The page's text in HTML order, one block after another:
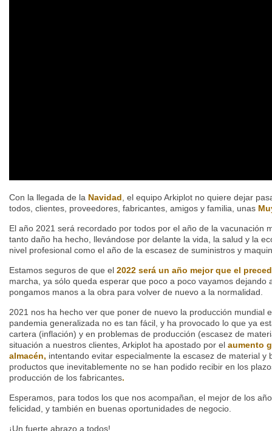
Con la llegada de la Navidad, el equipo Arkiplot no quiere dejar
todos, clientes, proveedores, fabricantes, amigos y familia, unas
El año 2021 será recordado por todos por el año de la vacunación
tanto daño ha hecho, llevándose por delante la vida, la salud y la
nivel profesional como el año de la escasez de suministros y
Estamos seguros de que el 2022 será un año mejor que el
marcha, ya sólo queda esperar que poco a poco vayamos dejando
pongamos manos a la obra para volver de nuevo a la normalidad.
2021 nos ha hecho ver que poner de nuevo la producción mundial
pandemia generalizada no es tan fácil, y ha provocado lo que ya
cartera (inflación) y en problemas de producción (escasez de
situación a nuestros clientes, Arkiplot ha apostado por el aumento
almacén, intentando evitar especialmente la escasez de material y
productos que inevitablemente no se han podido recibir en los
producción de los fabricantes.
Esperamos, para todos los que nos acompañan, el mejor de los
felicidad, y también en buenas oportunidades de negocio.
¡Un fuerte abrazo a todos!